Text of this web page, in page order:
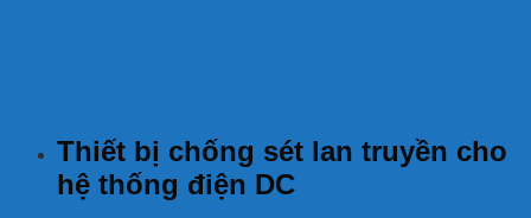
Thiết bị chống sét lan truyền cho
hệ thống điện DC